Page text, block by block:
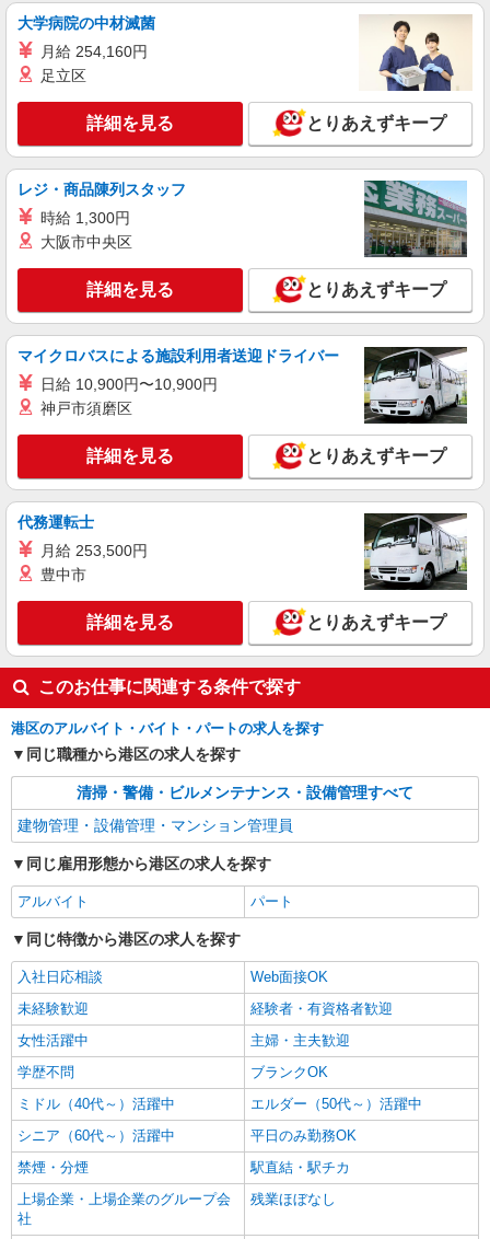
キープ 詳細を見る
大和ライフネクスト株式会社 E-KO1078
126
東京都港区
キープ 詳細を見る
大和ライフネクスト株式会社 SYUTOKEN8268
マンション管理員
80
東京都港区
キープ 詳細を見る
大学病院の中材滅菌
月給 254,160円
足立区
詳細を見る とりあえずキープ
レジ・商品陳列スタッフ
時給 1,300円
大阪市中央区
詳細を見る とりあえずキープ
マイクロバスによる施設利用者送迎ドライバー
日給 10,900円〜10,900円
神戸市須磨区
詳細を見る とりあえずキープ
代務運転士
月給 253,500円
豊中市
詳細を見る とりあえずキープ
このお仕事に関連する条件で探す
港区のアルバイト・バイト・パートの求人を探す
同じ職種から港区の求人を探す
清掃・警備・ビルメンテナンス・設備管理すべて
建物管理・設備管理・マンション管理員
同じ雇用形態から港区の求人を探す
アルバイト パート
同じ特徴から港区の求人を探す
入社日応相談
Web面接OK
未経験歓迎
経験者・有資格者歓迎
女性活躍中
主婦・主夫歓迎
学歴不問
ブランクOK
ミドル（40代～）活躍中
エルダー（50代～）活躍中
シニア（60代～）活躍中
平日のみ勤務OK
禁煙・分煙
駅直結・駅チカ
上場企業・上場企業のグループ会
社
残業ほぼなし